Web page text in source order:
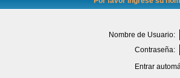
Nombre de Usuario:
Contraseña:
Entrar